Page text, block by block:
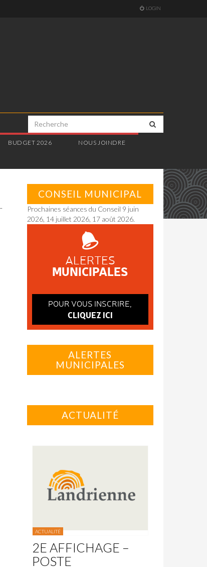
LOGIN
BUDGET 2026 NOUS JOINDRE
CONSEIL MUNICIPAL
Prochaines séances du Conseil 9 juin
2026, 14 juillet 2026, 17 août 2026.
ALERTES
MUNICIPALES
POUR VOUS INSCRIRE,
CLIQUEZ ICI
ALERTES
MUNICIPALES
ACTUALITÉ
ACTUALITÉ
2E AFFICHAGE –
POSTE